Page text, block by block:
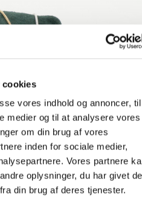
cookies
vores indhold og annoncer,
medier og til at analysere vores
om din brug af vores
inden for sociale medier,
Vores partnere
oplysninger, du har givet
din brug af deres tjenester.
Mulighederne
kan